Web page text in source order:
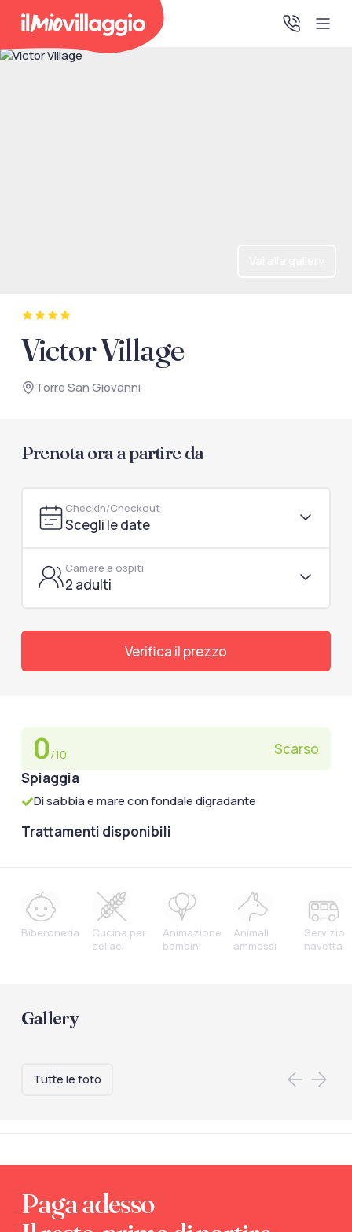
Accedi alla tua area riservata per vedere i tuoi preventivi
e le tue pratiche, gestire i pagamenti e scaricare i tuoi
documenti di viaggio.
Accedi / Registrati
Victor Village
Torre San Giovanni
Prenota ora a partire da
Checkin/Checkout
Scegli le date
Camere e ospiti
2 adulti
Verifica il prezzo
0/10
Scarso
Spiaggia
Di sabbia e mare con fondale digradante
Trattamenti disponibili
Biberoneria
Cucina per
celiaci
Animazione
bambini
Animali
ammessi
Servizio
navetta
Gallery
Tutte le foto
Paga adesso